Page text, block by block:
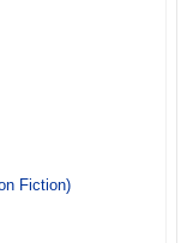
925
Fiction)